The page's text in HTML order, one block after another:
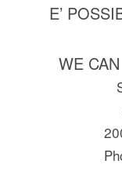
E’
WE